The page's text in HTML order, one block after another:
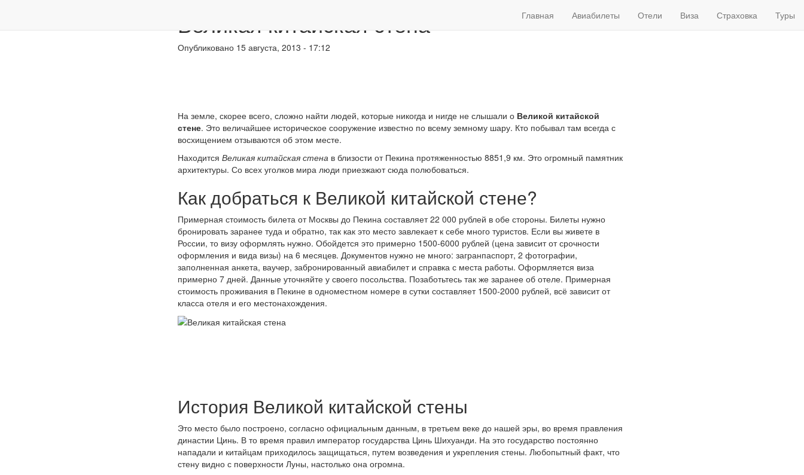
Главная Авиабилеты Отели Виза Страховка Туры
Великая китайская стена
Опубликовано 15 августа, 2013 - 17:12
На земле, скорее всего, сложно найти людей, которые никогда и нигде не слышали о Великой китайской
стене. Это величайшее историческое сооружение известно по всему земному шару. Кто побывал там всегда с
восхищением отзываются об этом месте.
Находится Великая китайская стена в близости от Пекина протяженностью 8851,9 км. Это огромный памятник
архитектуры. Со всех уголков мира люди приезжают сюда полюбоваться.
Как добраться к Великой китайской стене?
Примерная стоимость билета от Москвы до Пекина составляет 22 000 рублей в обе стороны. Билеты нужно
бронировать заранее туда и обратно, так как это место завлекает к себе много туристов. Если вы живете в
России, то визу оформлять нужно. Обойдется это примерно 1500-6000 рублей (цена зависит от срочности
оформления и вида визы) на 6 месяцев. Документов нужно не много: загранпаспорт, 2 фотографии,
заполненная анкета, ваучер, забронированный авиабилет и справка с места работы. Оформляется виза
примерно 7 дней. Данные уточняйте у своего посольства. Позаботьтесь так же заранее об отеле. Примерная
стоимость проживания в Пекине в одноместном номере в сутки составляет 1500-2000 рублей, всё зависит от
класса отеля и его местонахождения.
История Великой китайской стены
Это место было построено, согласно официальным данным, в третьем веке до нашей эры, во время правления
династии Цинь. В то время правил император государства Цинь Шихуанди. На это государство постоянно
нападали и китайцам приходилось защищаться, путем возведения и укрепления стены. Любопытный факт, что
стену видно с поверхности Луны, настолько она огромна.